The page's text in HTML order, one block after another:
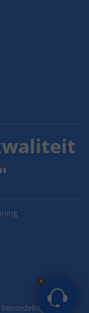
"
beoordelingen